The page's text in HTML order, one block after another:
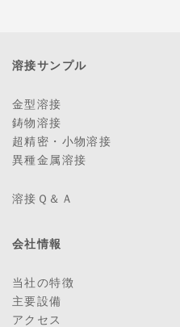
溶接サンプル
金型溶接
鋳物溶接
超精密・小物溶接
異種金属溶接
溶接Ｑ＆Ａ
会社情報
当社の特徴
主要設備
アクセス